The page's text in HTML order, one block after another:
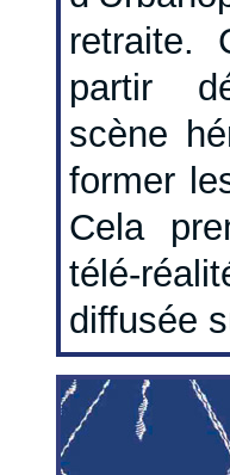
retraite.
partir
scène
former
Cela
télé-
diffusée